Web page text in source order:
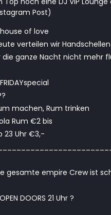
Post)
of love
verteilen wir
die ganze Nacht nicht mehr
machen, Rum trinken
Rum €2 bis
23 Uhr €3,-
gesamte empire Crew ist
DOORS 21 Uhr ?